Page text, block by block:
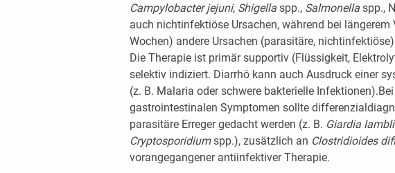
Campylobacter jejuni, Shigellaspp., Salmonellaspp.,
auch nichtinfektiöse Ursachen, während bei längerem
Wochen) andere Ursachen (parasitäre,
Die Therapie ist primär supportiv (Flüssigkeit,
selektiv indiziert. Diarrhö kann auch Ausdruck einer
(z. B. Malaria oder schwere bakterielle
gastrointestinalen Symptomen sollte
parasitäre Erreger gedacht werden (z. B. Giardia
Cryptosporidiumspp.), zusätzlich an Clostridioides
vorangegangener antiinfektiver Therapie.